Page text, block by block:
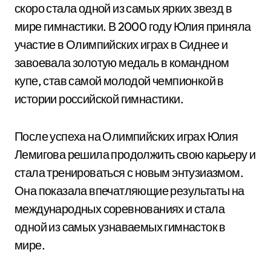
скоро стала одной из самых ярких звезд в
мире гимнастики. В 2000 году Юлия приняла
участие в Олимпийских играх в Сиднее и
завоевала золотую медаль в командном
купе, став самой молодой чемпионкой в
истории российской гимнастики.
После успеха на Олимпийских играх Юлия
Лемигова решила продолжить свою карьеру и
стала тренироваться с новым энтузиазмом.
Она показала впечатляющие результаты на
международных соревнованиях и стала
одной из самых узнаваемых гимнасток в
мире.